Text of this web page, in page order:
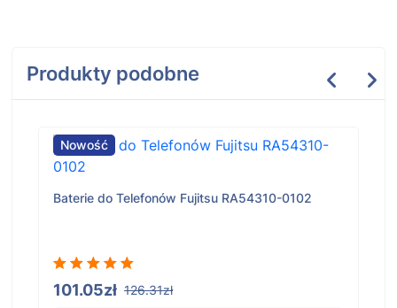
Produkty podobne
Nowość
Baterie do Telefonów Fujitsu RA54310-0102
101.05zł 126.31zł